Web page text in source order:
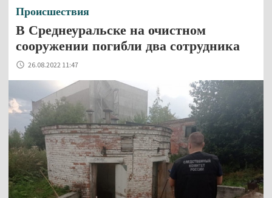
Происшествия
В Среднеуральске на очистном
сооружении погибли два сотрудника
26.08.2022 11:47